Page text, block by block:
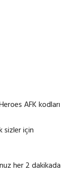
AFK kodları
sizler için
her 2 dakikada